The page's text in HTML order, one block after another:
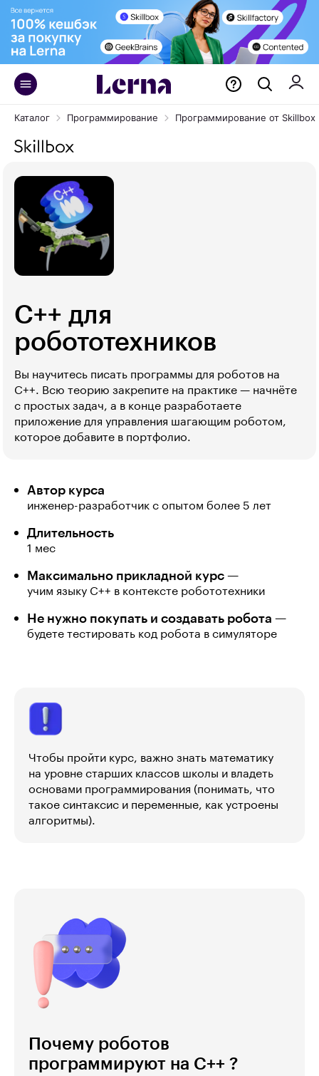
Каталог Программирование Программирование от Skillbox
C++ для
робототехников
Вы научитесь писать программы для роботов на
С++. Всю теорию закрепите на практике — начнёте
с простых задач, а в конце разработаете
приложение для управления шагающим роботом,
которое добавите в портфолио.
Автор курса
инженер-разработчик с опытом более 5 лет
Длительность
1 мес
Максимально прикладной курс —
учим языку C++ в контексте робототехники
Не нужно покупать и создавать робота —
будете тестировать код робота в симуляторе
Чтобы пройти курс, важно знать математику
на уровне старших классов школы и владеть
основами программирования (понимать, что
такое синтаксис и переменные, как устроены
алгоритмы).
Почему роботов
программируют на С++ ?